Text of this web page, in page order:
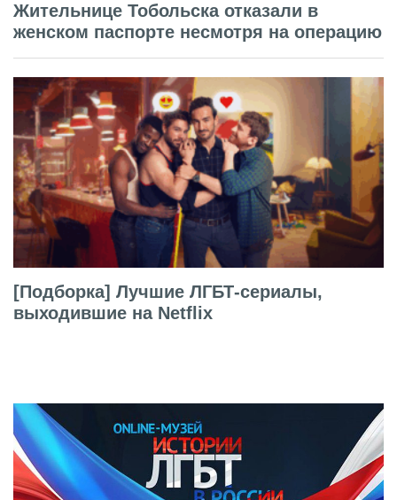
Жительнице Тобольска отказали в
женском паспорте несмотря на операцию
[Подборка] Лучшие ЛГБТ-сериалы,
выходившие на Netflix